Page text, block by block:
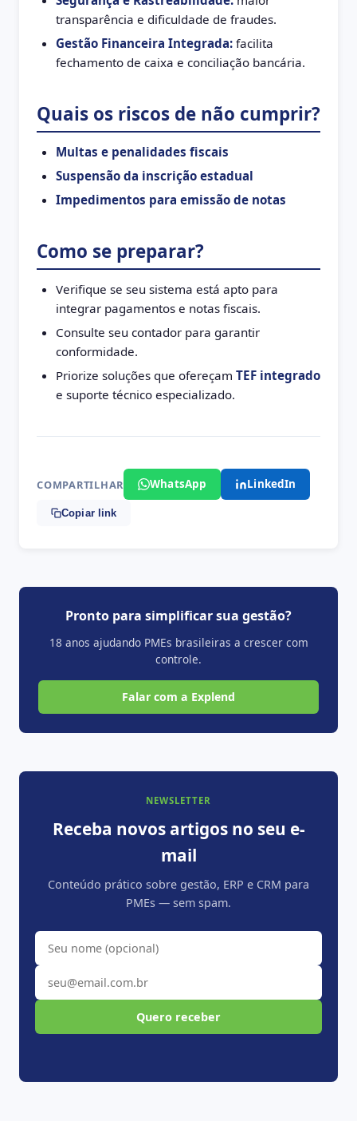
transparência e dificuldade de fraudes.
Gestão Financeira Integrada: facilita
fechamento de caixa e conciliação bancária.
Quais os riscos de não cumprir?
Multas e penalidades fiscais
Suspensão da inscrição estadual
Impedimentos para emissão de notas
Como se preparar?
Verifique se seu sistema está apto para
integrar pagamentos e notas fiscais.
Consulte seu contador para garantir
conformidade.
Priorize soluções que ofereçam TEF integrado
e suporte técnico especializado.
COMPARTILHAR WhatsApp LinkedIn
Copiar link
Pronto para simplificar sua gestão?
18 anos ajudando PMEs brasileiras a crescer com
controle.
Falar com a Explend
NEWSLETTER
Receba novos artigos no seu e-
mail
Conteúdo prático sobre gestão, ERP e CRM para
PMEs — sem spam.
Quero receber